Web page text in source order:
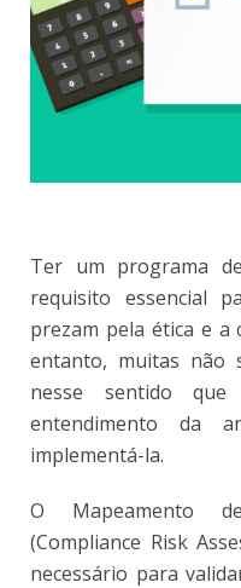
Ter um programa
requisito essencial
prezam pela ética e a
entanto, muitas não
nesse sentido
entendimento da
implementá-la.
O Mapeamento
(Compliance Risk
necessário para